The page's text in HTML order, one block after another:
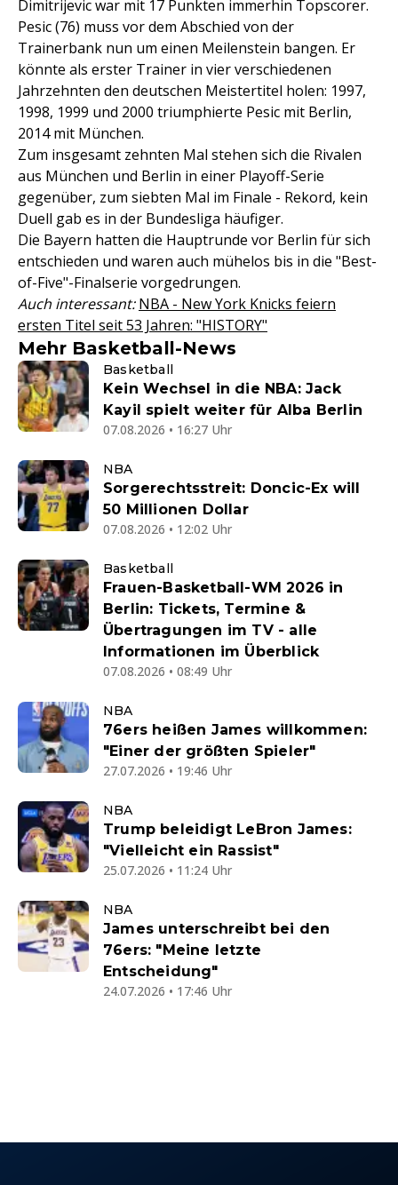
Dimitrijevic war mit 17 Punkten immerhin Topscorer.
Pesic (76) muss vor dem Abschied von der
Trainerbank nun um einen Meilenstein bangen. Er
könnte als erster Trainer in vier verschiedenen
Jahrzehnten den deutschen Meistertitel holen: 1997,
1998, 1999 und 2000 triumphierte Pesic mit Berlin,
2014 mit München.
Zum insgesamt zehnten Mal stehen sich die Rivalen
aus München und Berlin in einer Playoff-Serie
gegenüber, zum siebten Mal im Finale - Rekord, kein
Duell gab es in der Bundesliga häufiger.
Die Bayern hatten die Hauptrunde vor Berlin für sich
entschieden und waren auch mühelos bis in die "Best-
of-Five"-Finalserie vorgedrungen.
Auch interessant: NBA - New York Knicks feiern
ersten Titel seit 53 Jahren: "HISTORY"
Mehr Basketball-News
Basketball
Kein Wechsel in die NBA: Jack
Kayil spielt weiter für Alba Berlin
07.08.2026 • 16:27 Uhr
NBA
Sorgerechtsstreit: Doncic-Ex will
50 Millionen Dollar
07.08.2026 • 12:02 Uhr
Basketball
Frauen-Basketball-WM 2026 in
Berlin: Tickets, Termine &
Übertragungen im TV - alle
Informationen im Überblick
07.08.2026 • 08:49 Uhr
NBA
76ers heißen James willkommen:
"Einer der größten Spieler"
27.07.2026 • 19:46 Uhr
NBA
Trump beleidigt LeBron James:
"Vielleicht ein Rassist"
25.07.2026 • 11:24 Uhr
NBA
James unterschreibt bei den
76ers: "Meine letzte
Entscheidung"
24.07.2026 • 17:46 Uhr